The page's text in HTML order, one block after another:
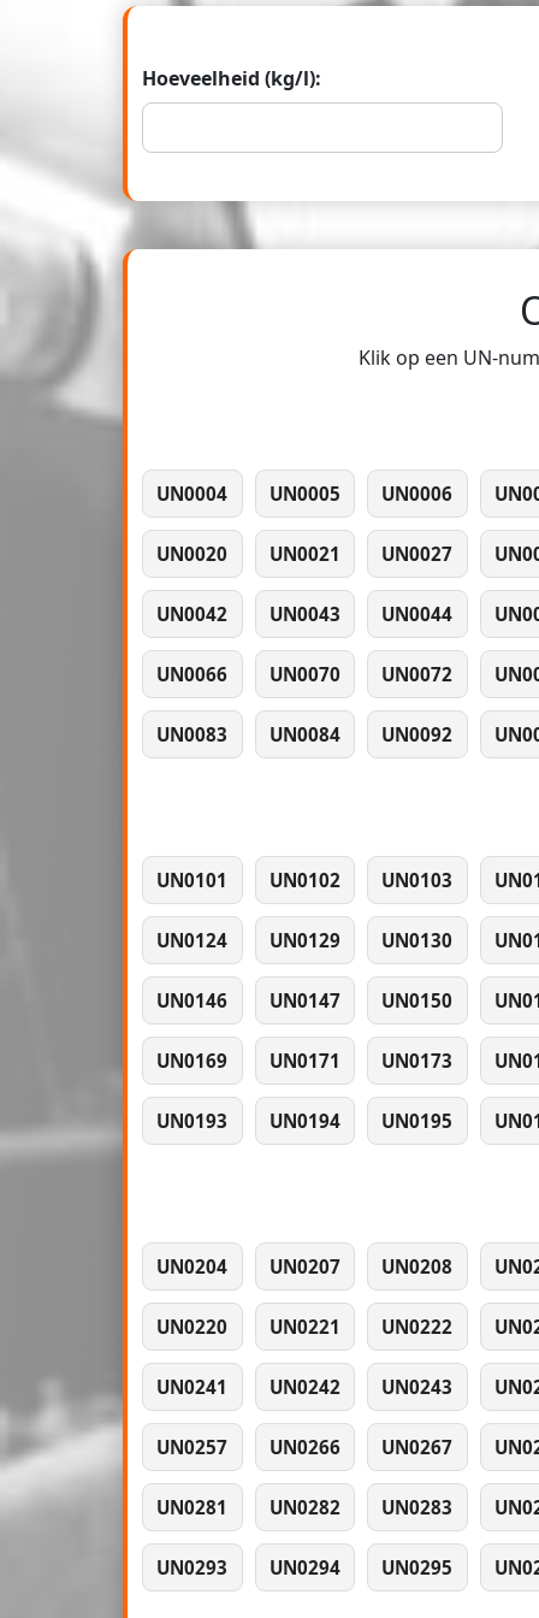
Hoeveelheid (kg/l):
Klik op een UN-
UN0004 UN0005 UN0006
UN0020 UN0021 UN0027
UN0042 UN0043 UN0044
UN0066 UN0070 UN0072
UN0083 UN0084 UN0092
UN0101 UN0102 UN0103
UN0124 UN0129 UN0130
UN0146 UN0147 UN0150
UN0169 UN0171 UN0173
UN0193 UN0194 UN0195
UN0204 UN0207 UN0208
UN0220 UN0221 UN0222
UN0241 UN0242 UN0243
UN0257 UN0266 UN0267
UN0281 UN0282 UN0283
UN0293 UN0294 UN0295